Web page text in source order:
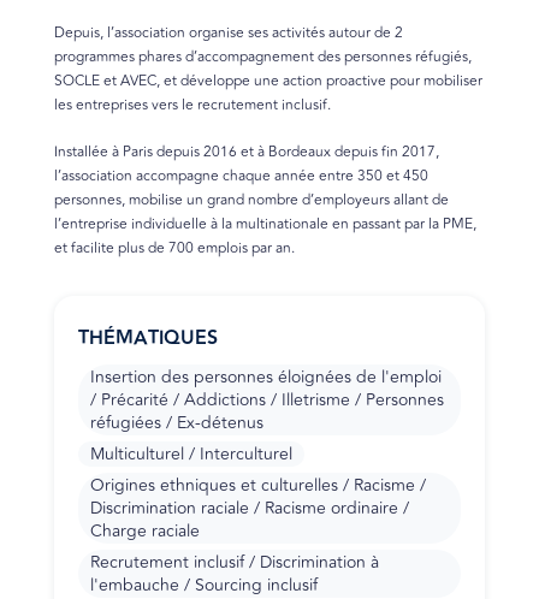
Depuis, l’association organise ses activités autour de 2
programmes phares d’accompagnement des personnes réfugiés,
SOCLE et AVEC, et développe une action proactive pour mobiliser
les entreprises vers le recrutement inclusif.
Installée à Paris depuis 2016 et à Bordeaux depuis fin 2017,
l’association accompagne chaque année entre 350 et 450
personnes, mobilise un grand nombre d’employeurs allant de
l’entreprise individuelle à la multinationale en passant par la PME,
et facilite plus de 700 emplois par an.
THÉMATIQUES
Insertion des personnes éloignées de l'emploi
/ Précarité / Addictions / Illetrisme / Personnes
réfugiées / Ex-détenus
Multiculturel / Interculturel
Origines ethniques et culturelles / Racisme /
Discrimination raciale / Racisme ordinaire /
Charge raciale
Recrutement inclusif / Discrimination à
l'embauche / Sourcing inclusif